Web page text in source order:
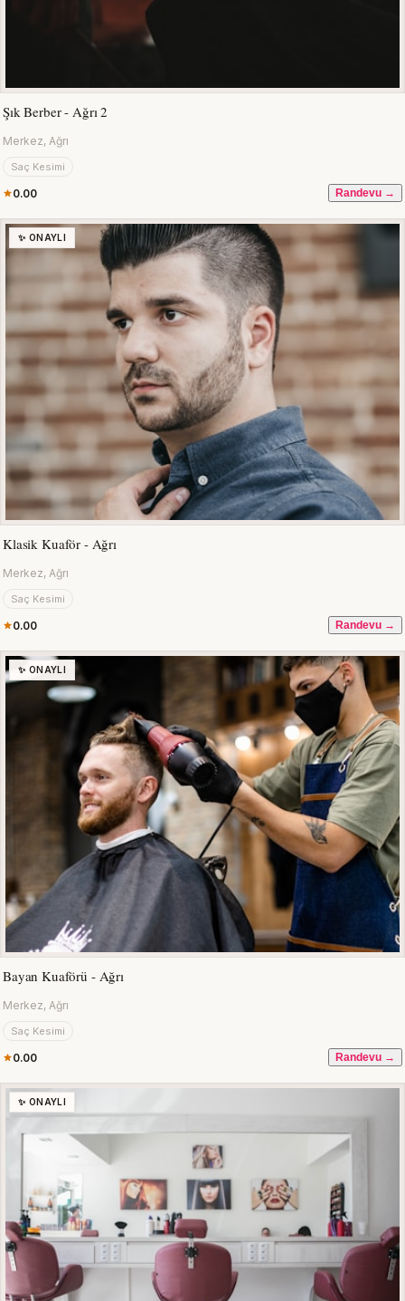
Şık Berber - Ağrı 2
Merkez, Ağrı
Saç Kesimi
0.00 Randevu →
✨ ONAYLI
Klasik Kuaför - Ağrı
Merkez, Ağrı
Saç Kesimi
0.00 Randevu →
✨ ONAYLI
Bayan Kuaförü - Ağrı
Merkez, Ağrı
Saç Kesimi
0.00 Randevu →
✨ ONAYLI